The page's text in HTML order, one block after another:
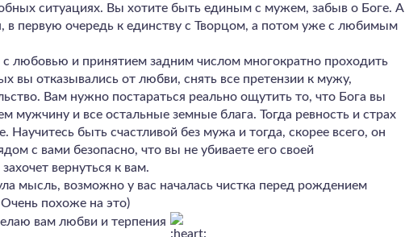
ситуациях. Вы хотите быть единым с мужем, забыв о Боге. А
в первую очередь к единству с Творцом, а потом уже с любимым
любовью и принятием задним числом многократно проходить
вы отказывались от любви, снять все претензии к мужу,
Вам нужно постараться реально ощутить то, что Бога вы
мужчину и все остальные земные блага. Тогда ревность и страх
Научитесь быть счастливой без мужа и тогда, скорее всего, он
с вами безопасно, что вы не убиваете его своей
вернуться к вам.
мысль, возможно у вас началась чистка перед рождением
Очень похоже на это)
вам любви и терпения